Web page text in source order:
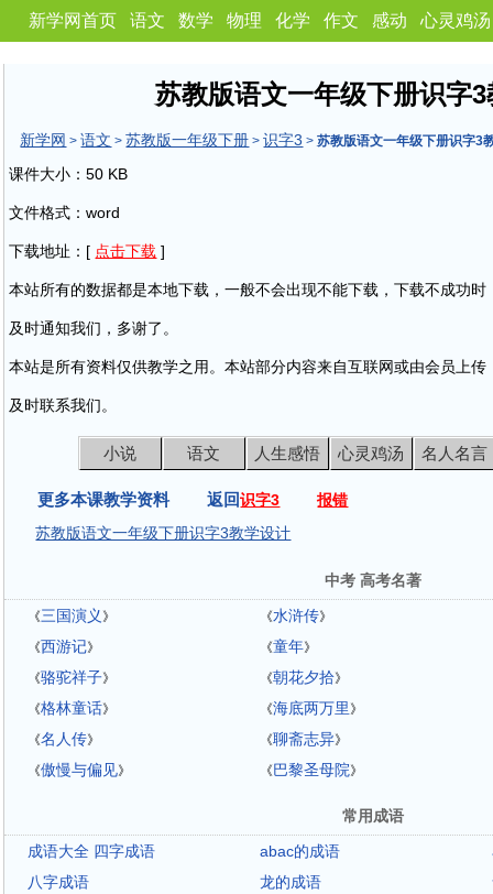
新学网首页 语文 数学 物理 化学 作文 感动 心灵鸡汤
苏教版语文一年级下册识字
新学网 >语文 > 苏教版一年级下册 >识字3 >苏教版语文一年级下册识字3
课件大小：50 KB
文件格式：word
下载地址：[ 点击下载 ]
本站所有的数据都是本地下载，一般不会出现不能下载，下载不成功
及时通知我们，多谢了。
本站是所有资料仅供教学之用。本站部分内容来自互联网或由会员上
及时联系我们。
小说 语文 人生感悟 心灵鸡汤 名人名言
更多本课教学资料 返回识字3
报错
苏教版语文一年级下册识字3教学设计
中考 高考名著
《三国演义 》 《水浒传》
《西游记》 《童年》
《骆驼祥子》 《朝花夕拾》
《格林童话》 《海底两万里 》
《名人传》 《聊斋志异》
《傲慢与偏见》 《巴黎圣母院》
常用成语
成语大全 四字成语
abac的成语
八字成语
龙的成语